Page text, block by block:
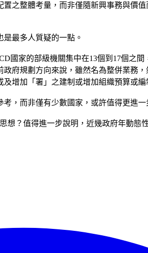
之整體考量，而非僅隨新興事務與價
最多人質疑的一點。
家的部級機關集中在13個到17個之
府規劃方向來說，雖然名為整併業務
增加「署」之建制或增加組織預算或編
，而非僅有少數國家，或許值得更進一
？值得進一步說明，近幾政府年動態